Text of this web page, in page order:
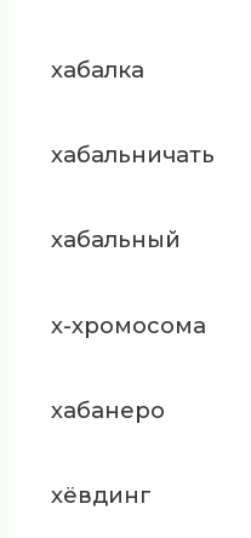
хабалка
хабальничать
хабальный
х-хромосома
хабанеро
хёвдинг